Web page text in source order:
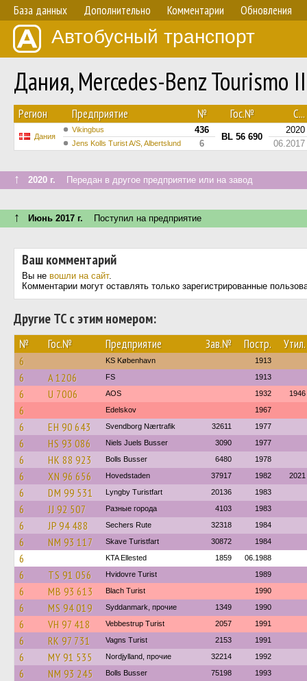
База данных Дополнительно Комментарии Обновления
Автобусный транспорт
Дания, Mercedes-Benz
Регион Предприятие № Гос.№ С...
Дания
Vikingbus 436
BL 56 690
2020
Jens Kolls Turist A/S, Albertslund 6 06.2017
↑ 2020 г. Передан в другое предприятие или на завод
↑ Июнь 2017 г. Поступил на предприятие
Ваш комментарий
Вы не вошли на сайт.
Комментарии могут оставлять только зарегистрированные
Другие ТС с этим номером:
№ Гос.№ Предприятие Зав.№ Постр. Утил.
6 KS København 1913
6 A 1206 FS 1913
6 U 7006 AOS 1932 1946
6 Edelskov 1967
6 EH 90 643 Svendborg Nærtrafik 32611 1977
6 HS 93 086 Niels Juels Busser 3090 1977
6 HK 88 923 Bolls Busser 6480 1978
6 XN 96 656 Hovedstaden 37917 1982 2021
6 DM 99 531 Lyngby Turistfart 20136 1983
6 JJ 92 507 Разные города 4103 1983
6 JP 94 488 Sechers Rute 32318 1984
6 NM 93 117 Skave Turistfart 30872 1984
6 KTA Ellested 1859 06.1988
6 TS 91 056 Hvidovre Turist 1989
6 MB 93 613 Blach Turist 1990
6 MS 94 019 Syddanmark, прочие 1349 1990
6 VH 97 418 Vebbestrup Turist 2057 1991
6 RK 97 731 Vagns Turist 2153 1991
6 MY 91 535 Nordjylland, прочие 32214 1992
6 NM 93 245 Bolls Busser 75198 1993